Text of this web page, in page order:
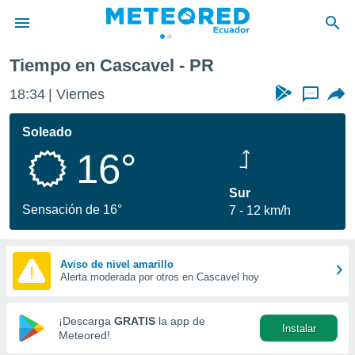
de
ha
calidad.
a este
las
y
forma
digital
basada
Tiempo en Cascavel - PR
18:34 Viernes ...
Soleado
16°
Sensación de 16°
Sur
7
12 km/h
Aviso de nivel amarillo
Alerta moderada por otros en Cascavel hoy
¡Descarga GRATIS la app de
Meteored!
Instalar